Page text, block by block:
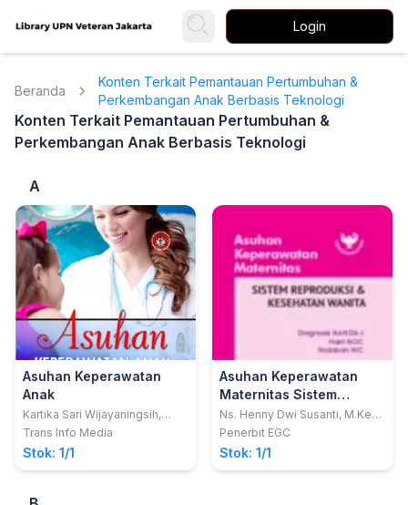
Login
Beranda
Konten Terkait Pemantauan Pertumbuhan &
Perkembangan Anak Berbasis Teknologi
Konten Terkait Pemantauan Pertumbuhan &
Perkembangan Anak Berbasis Teknologi
A
Asuhan Keperawatan
Anak
Kartika Sari Wijayaningsih,
S.Kep.,Ners
Trans Info Media
Stok: 1/1
Asuhan Keperawatan
Maternitas Sistem
Reproduksi dan
Kesehatan Wanita:
diagnosis NANDA-I, hasil
NOC, tindakan NIC
Ns. Henny Dwi Susanti, M.Kep.,
Sp.Kep.Mat.; dkk
Penerbit EGC
Stok: 1/1